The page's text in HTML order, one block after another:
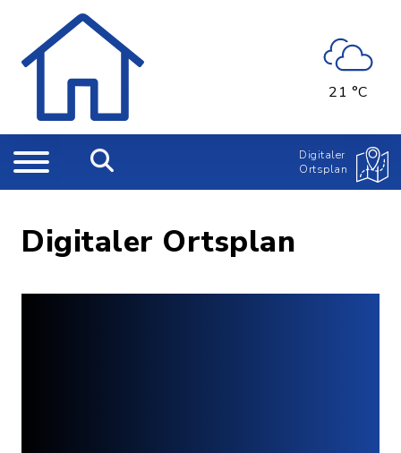
21 °C
Digitaler
Ortsplan
Digitaler Ortsplan